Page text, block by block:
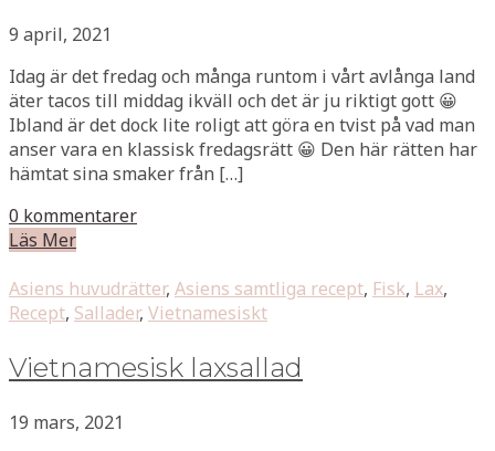
9 april, 2021
Idag är det fredag och många runtom i vårt avlånga land
äter tacos till middag ikväll och det är ju riktigt gott 😀
Ibland är det dock lite roligt att göra en tvist på vad man
anser vara en klassisk fredagsrätt 😀 Den här rätten har
hämtat sina smaker från […]
0 kommentarer
Läs Mer
Asiens huvudrätter, Asiens samtliga recept, Fisk, Lax,
Recept, Sallader, Vietnamesiskt
Vietnamesisk laxsallad
19 mars, 2021